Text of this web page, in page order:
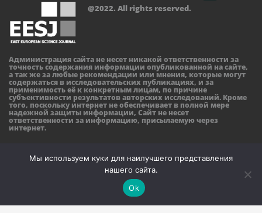
@2022. All rights reserved.
Администрация сайта не несет никакой ответственности за
точность содержания информации опубликованной на сайте,
а так же за любые рекомендации или мнения, которые могут
содержаться в исследовательских публикациях, и за
применимость её к конкретным лицам, по причине
субъективности результатов авторских исследований. Кроме
того, поскольку интернет не обеспечивает в полной мере
надежной защиты информации, Сайт не несет
ответственности за информацию, присылаемую через
интернет.
Мы используем куки для наилучшего представления
нашего сайта.
Ok